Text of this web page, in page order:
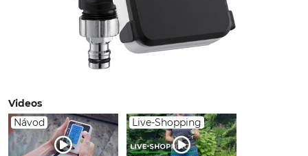
Videos
Návod
Live-Shopping